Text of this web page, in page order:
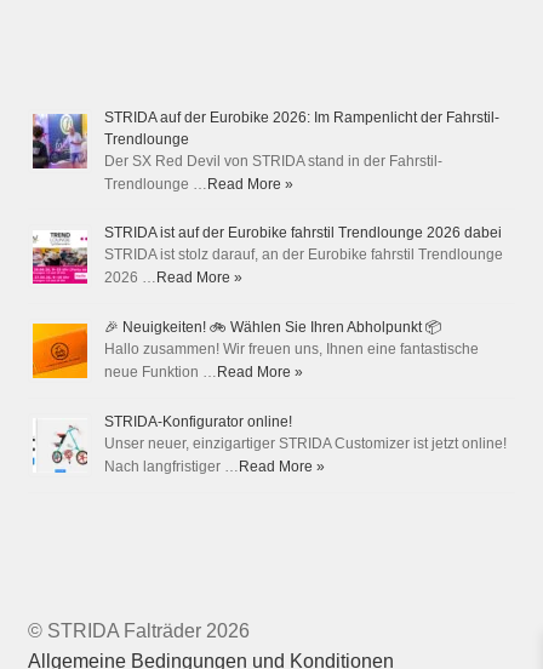
STRIDA auf der Eurobike 2026: Im Rampenlicht der Fahrstil-
Trendlounge
Der SX Red Devil von STRIDA stand in der Fahrstil-
Trendlounge … Read More »
STRIDA ist auf der Eurobike fahrstil Trendlounge 2026 dabei
STRIDA ist stolz darauf, an der Eurobike fahrstil Trendlounge
2026 … Read More »
🎉 Neuigkeiten! 🚲 Wählen Sie Ihren Abholpunkt 📦
Hallo zusammen! Wir freuen uns, Ihnen eine fantastische
neue Funktion … Read More »
STRIDA-Konfigurator online!
Unser neuer, einzigartiger STRIDA Customizer ist jetzt online!
Nach langfristiger … Read More »
© STRIDA Falträder 2026
Allgemeine Bedingungen und Konditionen